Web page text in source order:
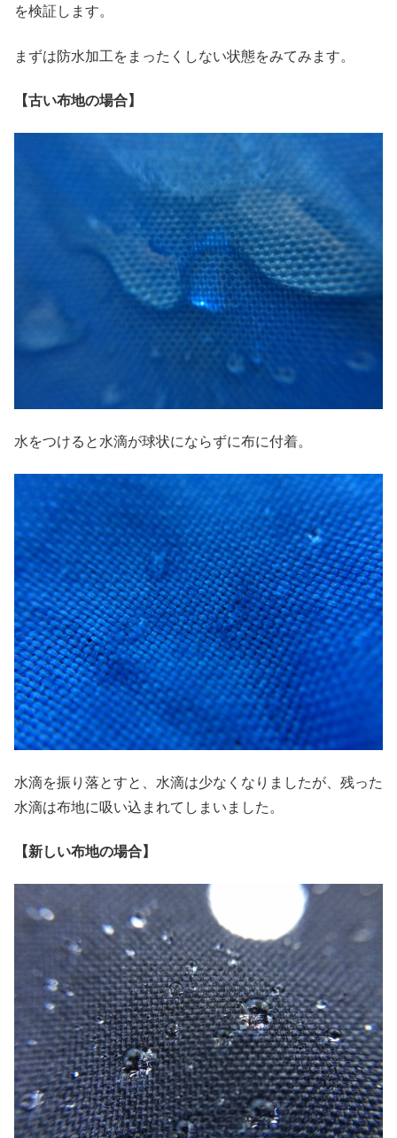
を検証します。
まずは防水加工をまったくしない状態をみてみます。
【古い布地の場合】
水をつけると水滴が球状にならずに布に付着。
水滴を振り落とすと、水滴は少なくなりましたが、残った
水滴は布地に吸い込まれてしまいました。
【新しい布地の場合】